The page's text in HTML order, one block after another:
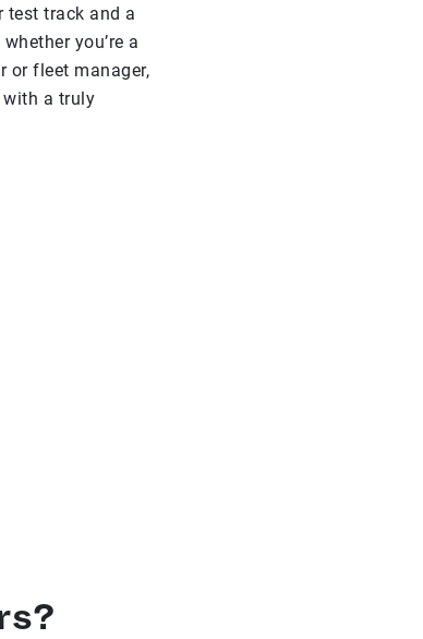
test track and a
you’re a
or fleet manager,
with a truly